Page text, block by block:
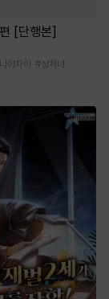
[단행본]
이차이 #상처녀